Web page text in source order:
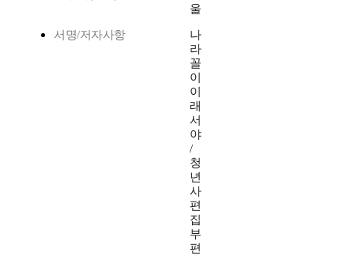
울
서명/저자사항
나
라
꼴
이
이
래
서
야
/
청
년
사
편
집
부
편